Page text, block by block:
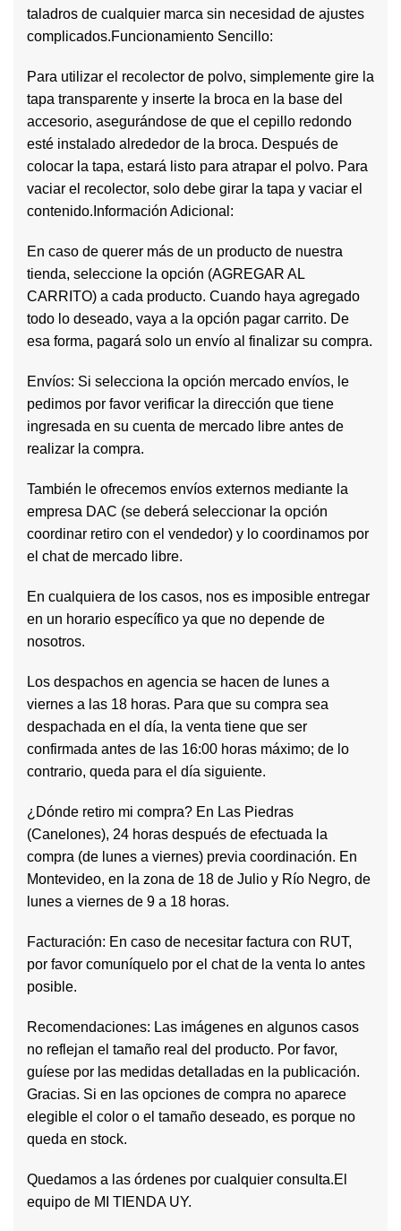
taladros de cualquier marca sin necesidad de ajustes
complicados.Funcionamiento Sencillo:
Para utilizar el recolector de polvo, simplemente gire la
tapa transparente y inserte la broca en la base del
accesorio, asegurándose de que el cepillo redondo
esté instalado alrededor de la broca. Después de
colocar la tapa, estará listo para atrapar el polvo. Para
vaciar el recolector, solo debe girar la tapa y vaciar el
contenido.Información Adicional:
En caso de querer más de un producto de nuestra
tienda, seleccione la opción (AGREGAR AL
CARRITO) a cada producto. Cuando haya agregado
todo lo deseado, vaya a la opción pagar carrito. De
esa forma, pagará solo un envío al finalizar su compra.
Envíos: Si selecciona la opción mercado envíos, le
pedimos por favor verificar la dirección que tiene
ingresada en su cuenta de mercado libre antes de
realizar la compra.
También le ofrecemos envíos externos mediante la
empresa DAC (se deberá seleccionar la opción
coordinar retiro con el vendedor) y lo coordinamos por
el chat de mercado libre.
En cualquiera de los casos, nos es imposible entregar
en un horario específico ya que no depende de
nosotros.
Los despachos en agencia se hacen de lunes a
viernes a las 18 horas. Para que su compra sea
despachada en el día, la venta tiene que ser
confirmada antes de las 16:00 horas máximo; de lo
contrario, queda para el día siguiente.
¿Dónde retiro mi compra? En Las Piedras
(Canelones), 24 horas después de efectuada la
compra (de lunes a viernes) previa coordinación. En
Montevideo, en la zona de 18 de Julio y Río Negro, de
lunes a viernes de 9 a 18 horas.
Facturación: En caso de necesitar factura con RUT,
por favor comuníquelo por el chat de la venta lo antes
posible.
Recomendaciones: Las imágenes en algunos casos
no reflejan el tamaño real del producto. Por favor,
guíese por las medidas detalladas en la publicación.
Gracias. Si en las opciones de compra no aparece
elegible el color o el tamaño deseado, es porque no
queda en stock.
Quedamos a las órdenes por cualquier consulta.El
equipo de MI TIENDA UY.